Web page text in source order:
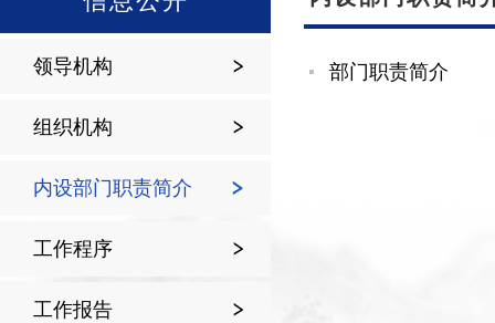
领导机构
组织机构
内设部门职责简介
工作程序
工作报告
部门职责简介